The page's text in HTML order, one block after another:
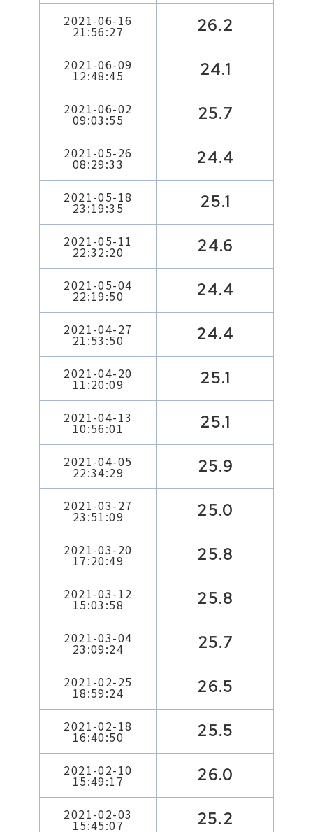
2021-06-16
21:56:27 26.2
2021-06-09
12:48:45 24.1
2021-06-02
09:03:55 25.7
2021-05-26
08:29:33 24.4
2021-05-18
23:19:35 25.1
2021-05-11
22:32:20 24.6
2021-05-04
22:19:50 24.4
2021-04-27
21:53:50 24.4
2021-04-20
11:20:09 25.1
2021-04-13
10:56:01 25.1
2021-04-05
22:34:29 25.9
2021-03-27
23:51:09 25.0
2021-03-20
17:20:49 25.8
2021-03-12
15:03:58 25.8
2021-03-04
23:09:24 25.7
2021-02-25
18:59:24 26.5
2021-02-18
16:40:50 25.5
2021-02-10
15:49:17 26.0
2021-02-03
15:45:07 25.2